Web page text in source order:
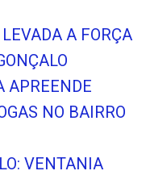
A FORÇA
APREENDE
NO BAIRRO
VENTANIA